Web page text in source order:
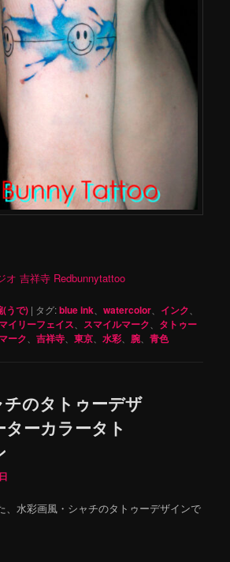
オ 吉祥寺 Redbunnytattoo
うで) | タグ:blue ink 、watercolor インク
イリーフェイス スマイルマーク
タトゥー
ーク 、吉祥寺 、東京 、水彩 腕 、青色
のタトゥーデザ
ーカラータト
、水彩画風・シャチのタトゥーデザインで